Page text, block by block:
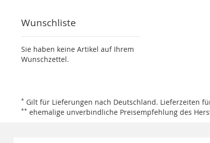
Wunschliste
Sie haben keine Artikel auf Ihrem
Wunschzettel.
* Gilt für Lieferungen nach Deutschland. Lieferzeiten
** ehemalige unverbindliche Preisempfehlung des